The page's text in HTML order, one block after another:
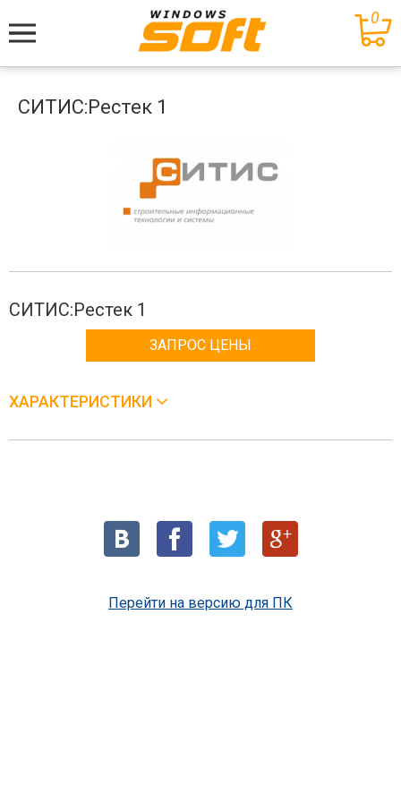
Меню
0
СИТИС:Рестек 1
СИТИС:Рестек 1
ЗАПРОС ЦЕНЫ
ХАРАКТЕРИСТИКИ
Перейти на версию для ПК